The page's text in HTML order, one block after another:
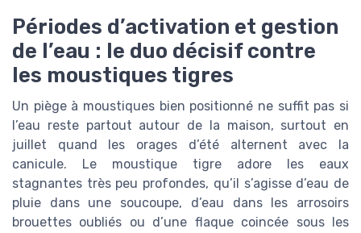
Périodes d’activation et gestion
de l’eau : le duo décisif contre
les moustiques tigres
Un piège à moustiques bien positionné ne suffit pas si
l’eau reste partout autour de la maison, surtout en
juillet quand les orages d’été alternent avec la
canicule. Le moustique tigre adore les eaux
stagnantes très peu profondes, qu’il s’agisse d’eau de
pluie dans une soucoupe, d’eau dans les arrosoirs
brouettes oubliés ou d’une flaque coincée sous les